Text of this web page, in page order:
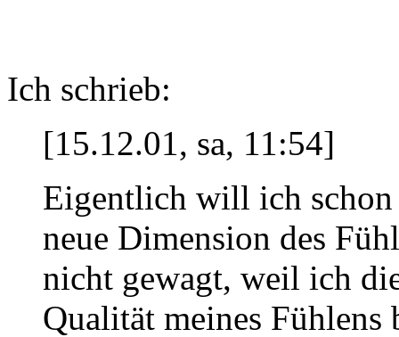
Ich schrieb:
[15.12.01, sa, 11:54]
Eigentlich will ich schon
neue Dimension des
nicht gewagt, weil ich
Qualität meines